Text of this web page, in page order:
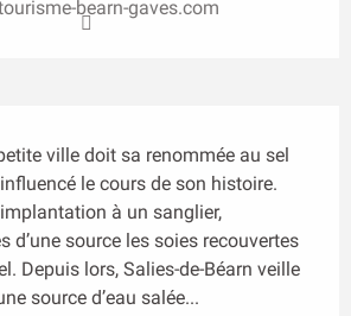
bearn-gaves.com
ville doit sa renommée au sel
le cours de son histoire.
à un sanglier,
d’une source les soies recouvertes
Depuis lors, Salies-de-Béarn veille
source d’eau salée...